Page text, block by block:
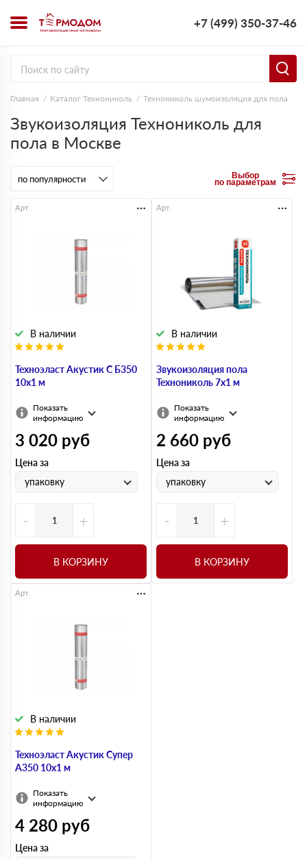
+7 (499) 350-37-46
Главная Каталог Технониколь Технониколь шумоизоляция для пола
Звукоизоляция Технониколь для
пола в Москве
Выбор
по параметрам
Техноэласт Акустик С Б350
10х1 м
В наличии
Арт.
Показать
информацию
3 020 руб
Цена за
упаковку
- +
В КОРЗИНУ
Звукоизоляция пола
Технониколь 7х1 м
В наличии
Арт.
Показать
информацию
2 660 руб
Цена за
упаковку
- +
В КОРЗИНУ
Техноэласт Акустик Супер
А350 10х1 м
В наличии
Арт.
Показать
информацию
4 280 руб
Цена за